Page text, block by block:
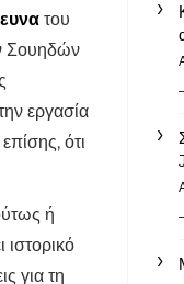
του
Σουηδών
εργασία
ότι
ή
για τη